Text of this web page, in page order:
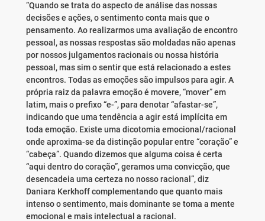
“Quando se trata do aspecto de análise das nossas
decisões e ações, o sentimento conta mais que o
pensamento. Ao realizarmos uma avaliação de encontro
pessoal, as nossas respostas são moldadas não apenas
por nossos julgamentos racionais ou nossa história
pessoal, mas sim o sentir que está relacionado a estes
encontros. Todas as emoções são impulsos para agir. A
própria raiz da palavra emoção é movere, “mover” em
latim, mais o prefixo “e-”, para denotar “afastar-se”,
indicando que uma tendência a agir está implícita em
toda emoção. Existe uma dicotomia emocional/racional
onde aproxima-se da distinção popular entre “coração” e
“cabeça”. Quando dizemos que alguma coisa é certa
“aqui dentro do coração”, geramos uma convicção, que
desencadeia uma certeza no nosso racional”, diz
Daniara Kerkhoff complementando que quanto mais
intenso o sentimento, mais dominante se toma a mente
emocional e mais intelectual a racional.